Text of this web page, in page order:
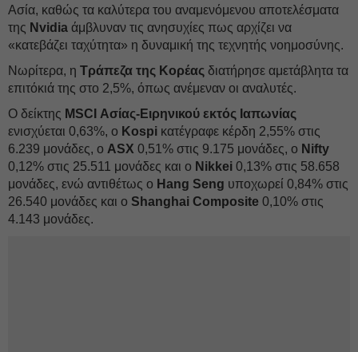
Ασία, καθώς τα καλύτερα του αναμενόμενου αποτελέσματα
της Nvidia άμβλυναν τις ανησυχίες πως αρχίζει να
«κατεβάζει ταχύτητα» η δυναμική της τεχνητής νοημοσύνης.
Νωρίτερα, η Τράπεζα της Κορέας διατήρησε αμετάβλητα τα
επιτόκιά της στο 2,5%, όπως ανέμεναν οι αναλυτές.
Ο δείκτης MSCI Ασίας-Ειρηνικού εκτός Ιαπωνίας
ενισχύεται 0,63%, ο Kospi κατέγραφε κέρδη 2,55% στις
6.239 μονάδες, ο ASX 0,51% στις 9.175 μονάδες, ο Nifty
0,12% στις 25.511 μονάδες και ο Nikkei 0,13% στις 58.658
μονάδες, ενώ αντιθέτως ο Ηang Seng υποχωρεί 0,84% στις
26.540 μονάδες και ο Shanghai Composite 0,10% στις
4.143 μονάδες.